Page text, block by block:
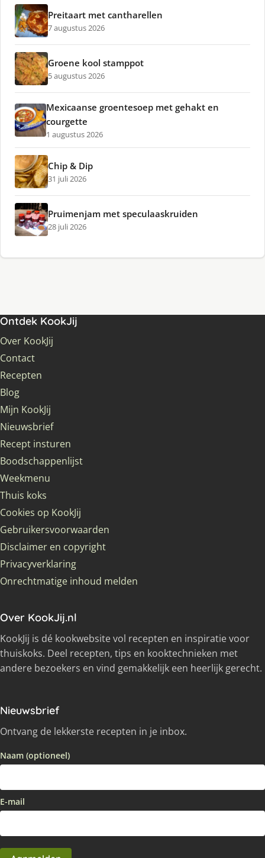
Preitaart met cantharellen
7 augustus 2026
Groene kool stamppot
5 augustus 2026
Mexicaanse groentesoep met gehakt en
courgette
1 augustus 2026
Chip & Dip
31 juli 2026
Pruimenjam met speculaaskruiden
28 juli 2026
Ontdek KookJij
Over KookJij
Contact
Recepten
Blog
Mijn KookJij
Nieuwsbrief
Recept insturen
Boodschappenlijst
Weekmenu
Thuis koks
Cookies op KookJij
Gebruikersvoorwaarden
Disclaimer en copyright
Privacyverklaring
Onrechtmatige inhoud melden
Over KookJij.nl
KookJij is dé kookwebsite vol recepten en inspiratie voor
thuiskoks. Deel recepten, tips en kooktechnieken met
andere bezoekers en vind gemakkelijk een heerlijk gerecht.
Nieuwsbrief
Ontvang de lekkerste recepten in je inbox.
Naam (optioneel)
E-mail